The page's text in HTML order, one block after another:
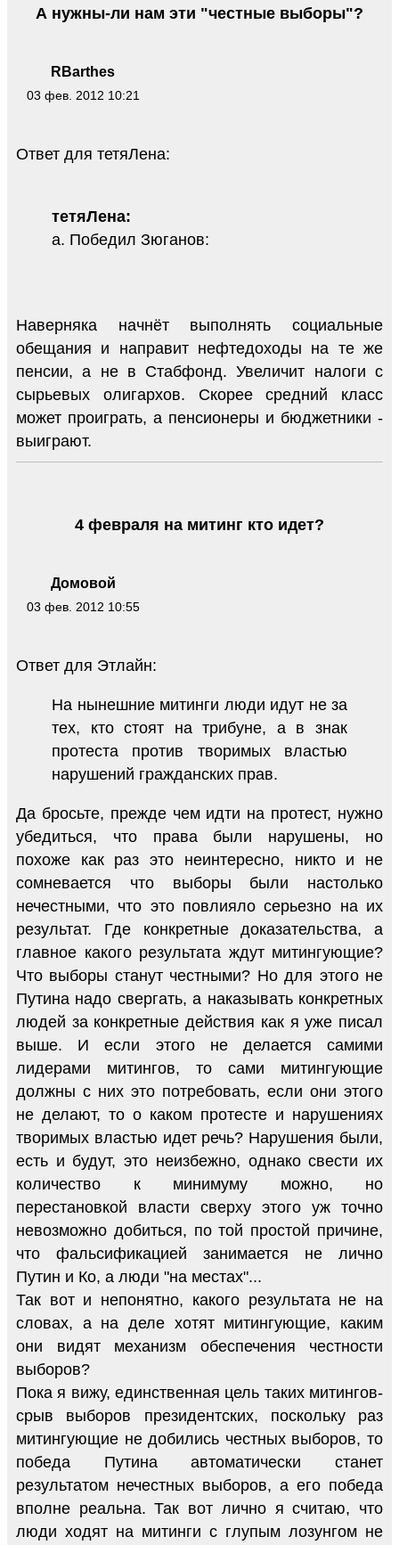
RBarthes
03 фев. 2012 10:21
А нужны-ли нам эти "честные выборы"?
Ответ для тетяЛена:
тетяЛена:
а. Победил Зюганов:
Наверняка начнёт выполнять социальные
обещания и направит нефтедоходы на те же
пенсии, а не в Стабфонд. Увеличит налоги с
сырьевых олигархов. Скорее средний класс
может проиграть, а пенсионеры и бюджетники -
выиграют.
Домовой
03 фев. 2012 10:55
4 февраля на митинг кто идет?
Ответ для Этлайн:
На нынешние митинги люди идут не за
тех, кто стоят на трибуне, а в знак
протеста против творимых властью
нарушений гражданских прав.
Да бросьте, прежде чем идти на протест, нужно
убедиться, что права были нарушены, но
похоже как раз это неинтересно, никто и не
сомневается что выборы были настолько
нечестными, что это повлияло серьезно на их
результат. Где конкретные доказательства, а
главное какого результата ждут митингующие?
Что выборы станут честными? Но для этого не
Путина надо свергать, а наказывать конкретных
людей за конкретные действия как я уже писал
выше. И если этого не делается самими
лидерами митингов, то сами митингующие
должны с них это потребовать, если они этого
не делают, то о каком протесте и нарушениях
творимых властью идет речь? Нарушения были,
есть и будут, это неизбежно, однако свести их
количество к минимуму можно, но
перестановкой власти сверху этого уж точно
невозможно добиться, по той простой причине,
что фальсификацией занимается не лично
Путин и Ко, а люди "на местах"...
Так вот и непонятно, какого результата не на
словах, а на деле хотят митингующие, каким
они видят механизм обеспечения честности
выборов?
Пока я вижу, единственная цель таких митингов-
срыв выборов президентских, поскольку раз
митингующие не добились честных выборов, то
победа Путина автоматически станет
результатом нечестных выборов, а его победа
вполне реальна. Так вот лично я считаю, что
люди ходят на митинги с глупым лозунгом не